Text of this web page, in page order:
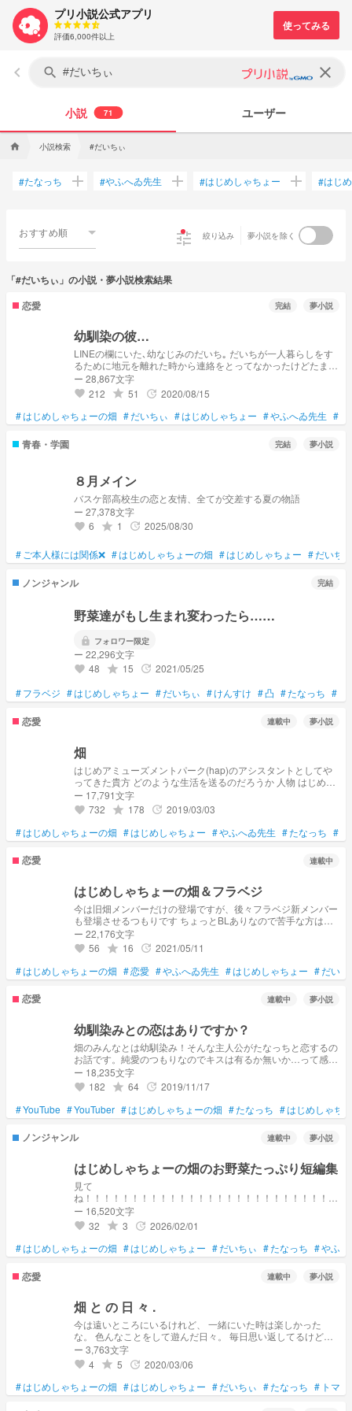
プリ小説公式アプリ
評価6,000件以上
keyboard_arrow_left search clear
小説 71 ユーザー
home 小説検索 #だいちぃ
#たなっち add #やふへゐ先生 add #はじめしゃちょー add #はじ
おすすめ順 tune 絞り込み 夢小説を除く
「#だいちぃ」の小説・夢小説検索結果
恋愛
完結 夢小説
幼馴染の彼…
LINEの欄にいた､幼なじみのだいち｡ だいちが一人暮らしをす
るために地元を離れた時から連絡をとってなかったけどたまた
ま私の引越し先の隣のマンション住んでいて… だいちが所属
するはじめしゃちょーの畑の編集担当に！？
ー 28,867文字
favorite 212 grade 51 update 2020/08/15
#はじめしゃちょーの畑 #だいちぃ #はじめしゃちょー #やふへゐ先生 #
青春・学園 完結 夢小説
８月メイン
バスケ部高校生の恋と友情、全てが交差する夏の物語
ー 27,378文字
favorite 6 grade 1 update 2025/08/30
# ご本人様には関係❌ #はじめしゃちょーの畑 #はじめしゃちょー #だいちぃ
ノンジャンル 完結
野菜達がもし生まれ変わったら……
lock フォロワー限定
ー 22,296文字
favorite 48 grade 15 update 2021/05/25
#フラベジ #はじめしゃちょー #だいちぃ #けんすけ #凸 #たなっち #
恋愛 連載中 夢小説
畑
はじめアミューズメントパーク(hap)のアシスタントとしてや
ってきた貴方 どのような生活を送るのだろうか 人物 はじめし
ゃちょー たなっち やふへゐくん だいちぃ トマトクン etc
ー 17,791文字
favorite 732 grade 178 update 2019/03/03
#はじめしゃちょーの畑 #はじめしゃちょー #やふへゐ先生 #たなっち #
恋愛 連載中
はじめしゃちょーの畑＆フラベジ
今は旧畑メンバーだけの登場ですが、後々フラベジ新メンバー
も登場させるつもりです ちょっとBLありなので苦手な方はお
控えすることをオススメします🙇
ー 22,176文字
favorite 56 grade 16 update 2021/05/11
#はじめしゃちょーの畑 #恋愛 #やふへゐ先生 #はじめしゃちょー #だいち
恋愛 連載中 夢小説
幼馴染みとの恋はありですか？
畑のみんなとは幼馴染み！そんな主人公がたなっちと恋するの
お話です。純愛のつもりなのでキスは有るか無いか…って感じ
です。 初投稿なので温かい目で見てください🙇‍♂️
ー 18,235文字
favorite 182 grade 64 update 2019/11/17
#YouTube #YouTuber #はじめしゃちょーの畑 #たなっち #はじめしゃち
ノンジャンル 連載中 夢小説
はじめしゃちょーの畑のお野菜たっぷり短編集
見て
ね！！！！！！！！！！！！！！！！！！！！！！！！！！！
！！！！！！！！！！
ー 16,520文字
favorite 32 grade 3 update 2026/02/01
#はじめしゃちょーの畑 #はじめしゃちょー #だいちぃ #たなっち #やふ
恋愛 連載中 夢小説
畑 と の 日 々 .
今は遠いところにいるけれど、 一緒にいた時は楽しかった
な。 色んなことをして遊んだ日々。 毎日思い返してるけど、
やっぱり別れたあの日が辛くなる。 ”恋”もしたっけ。 本気で好
きになって、告白も……。 本当に毎日みんなと遊ぶのが楽し
くて、嫌なことがあっても忘れられた。 今はそうじゃないけ
れど、 YouTubeを見れば 前と同じように…忘れられる。
ー 3,763文字
favorite 4 grade 5 update 2020/03/06
#はじめしゃちょーの畑 #はじめしゃちょー #だいちぃ #たなっち # トマ